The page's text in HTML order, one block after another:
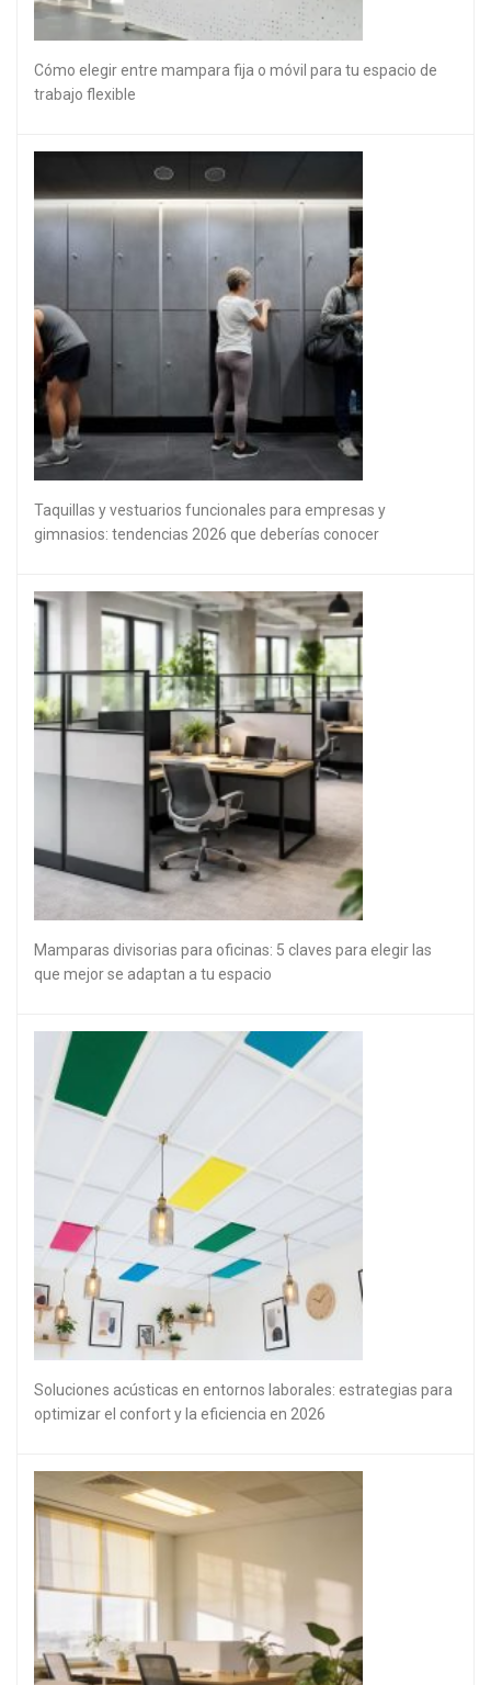
Cómo elegir entre mampara fija o móvil para tu espacio de
trabajo flexible
Taquillas y vestuarios funcionales para empresas y
gimnasios: tendencias 2026 que deberías conocer
Mamparas divisorias para oficinas: 5 claves para elegir las
que mejor se adaptan a tu espacio
Soluciones acústicas en entornos laborales: estrategias para
optimizar el confort y la eficiencia en 2026